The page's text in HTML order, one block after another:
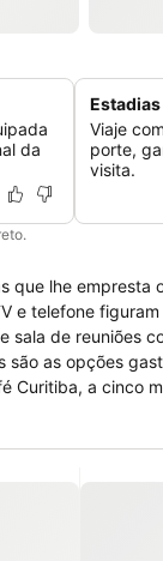
da
Viaje
porte,
visita.
lhe empresta
dali. O Museu de Arte
carro, chega-se